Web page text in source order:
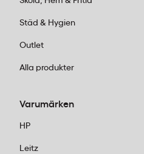
Städ & Hygien
Outlet
Alla produkter
Varumärken
HP
Leitz